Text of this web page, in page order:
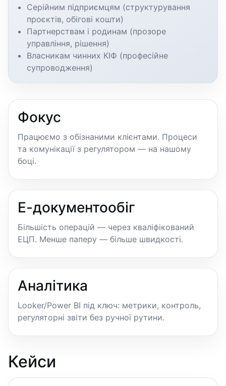
Серійним підприємцям (структурування
проєктів, обігові кошти)
Партнерствам і родинам (прозоре
управління, рішення)
Власникам чинних КІФ (професійне
супроводження)
Фокус
Працюємо з обізнаними клієнтами. Процеси
та комунікації з регулятором — на нашому
боці.
Е-документообіг
Більшість операцій — через кваліфікований
ЕЦП. Менше паперу — більше швидкості.
Аналітика
Looker/Power BI під ключ: метрики, контроль,
регуляторні звіти без ручної рутини.
Кейси